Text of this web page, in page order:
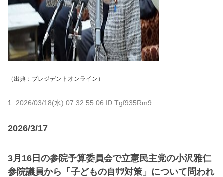
（出典： プレジデントオンライン ）
1: 2026/03/18(水) 07:32:55.06 ID:Tgf935Rm9
2026/3/17
3月16日の参院予算委員会で立憲民主党の小沢雅仁
参院議員から「子どもの自ｻﾂ対策」について問われ